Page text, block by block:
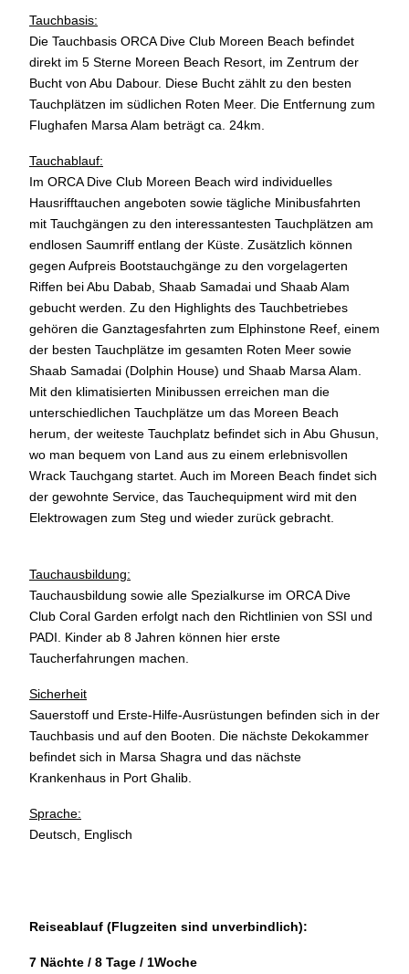
Tauchbasis:
Die Tauchbasis ORCA Dive Club Moreen Beach befindet
direkt im 5 Sterne Moreen Beach Resort, im Zentrum der
Bucht von Abu Dabour. Diese Bucht zählt zu den besten
Tauchplätzen im südlichen Roten Meer. Die Entfernung zum
Flughafen Marsa Alam beträgt ca. 24km.
Tauchablauf:
Im ORCA Dive Club Moreen Beach wird individuelles
Hausrifftauchen angeboten sowie tägliche Minibusfahrten
mit Tauchgängen zu den interessantesten Tauchplätzen am
endlosen Saumriff entlang der Küste. Zusätzlich können
gegen Aufpreis Bootstauchgänge zu den vorgelagerten
Riffen bei Abu Dabab, Shaab Samadai und Shaab Alam
gebucht werden. Zu den Highlights des Tauchbetriebes
gehören die Ganztagesfahrten zum Elphinstone Reef, einem
der besten Tauchplätze im gesamten Roten Meer sowie
Shaab Samadai (Dolphin House) und Shaab Marsa Alam.
Mit den klimatisierten Minibussen erreichen man die
unterschiedlichen Tauchplätze um das Moreen Beach
herum, der weiteste Tauchplatz befindet sich in Abu Ghusun,
wo man bequem von Land aus zu einem erlebnisvollen
Wrack Tauchgang startet. Auch im Moreen Beach findet sich
der gewohnte Service, das Tauchequipment wird mit den
Elektrowagen zum Steg und wieder zurück gebracht.
Tauchausbildung:
Tauchausbildung sowie alle Spezialkurse im ORCA Dive
Club Coral Garden erfolgt nach den Richtlinien von SSI und
PADI. Kinder ab 8 Jahren können hier erste
Taucherfahrungen machen.
Sicherheit
Sauerstoff und Erste-Hilfe-Ausrüstungen befinden sich in der
Tauchbasis und auf den Booten. Die nächste Dekokammer
befindet sich in Marsa Shagra und das nächste
Krankenhaus in Port Ghalib.
Sprache:
Deutsch, Englisch
Reiseablauf (Flugzeiten sind unverbindlich):
7 Nächte / 8 Tage / 1Woche